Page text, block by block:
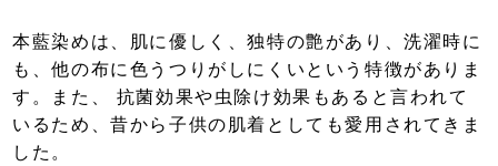
本藍染めは、肌に優しく、独特の艶があり、洗濯時に
も、他の布に色うつりがしにくいという特徴がありま
す。また、 抗菌効果や虫除け効果もあると言われて
いるため、昔から子供の肌着としても愛用されてきま
した。